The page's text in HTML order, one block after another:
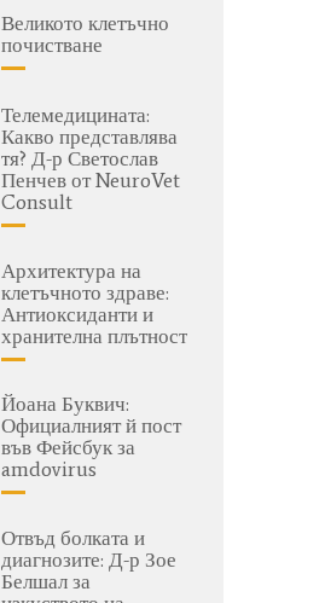
Великото клетъчно
почистване
Телемедицината:
Какво представлява
тя? Д-р Светослав
Пенчев от NeuroVet
Consult
Архитектура на
клетъчното здраве:
Антиоксиданти и
хранителна плътност
Йоана Буквич:
Официалният й пост
във Фейсбук за
amdovirus
Отвъд болката и
диагнозите: Д-р Зое
Белшал за